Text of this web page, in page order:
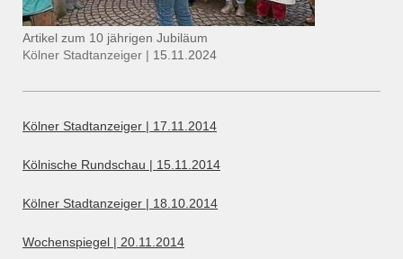
Artikel zum 10 jährigen Jubiläum
Kölner Stadtanzeiger | 15.11.2024
Kölner Stadtanzeiger | 17.11.2014
Kölnische Rundschau | 15.11.2014
Kölner Stadtanzeiger | 18.10.2014
Wochenspiegel | 20.11.2014